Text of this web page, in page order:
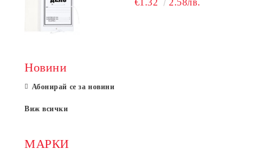
€1.32 2.58лв.
Новини
Абонирай се за новини
Виж всички
МАРКИ